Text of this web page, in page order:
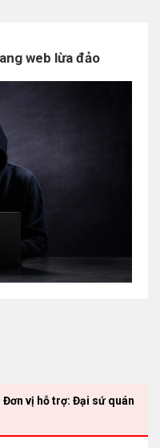
web lừa đảo
Đơn vị hỗ trợ: Đại sứ quán